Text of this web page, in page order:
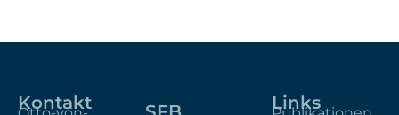
Kontakt Links